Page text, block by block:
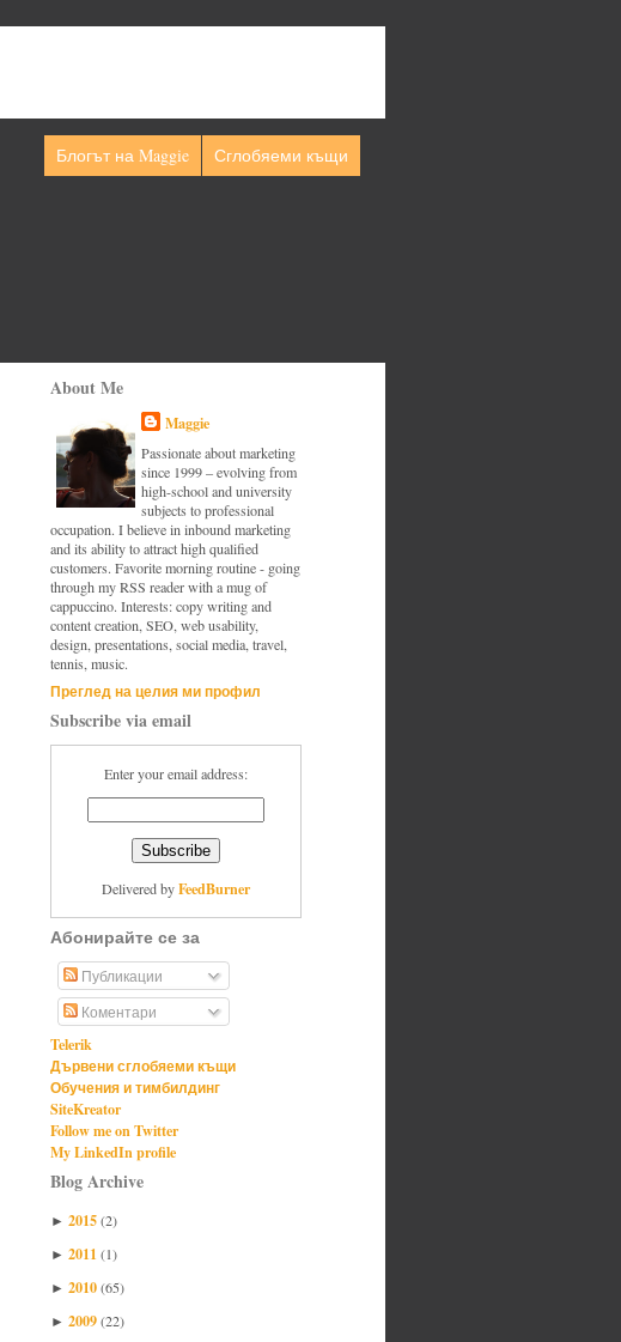
Блогът на Maggie Сглобяеми къщи
About Me
Maggie
Passionate about marketing
since 1999 – evolving from
high-school and university
subjects to professional
occupation. I believe in inbound marketing
and its ability to attract high qualified
customers. Favorite morning routine - going
through my RSS reader with a mug of
cappuccino. Interests: copy writing and
content creation, SEO, web usability,
design, presentations, social media, travel,
tennis, music.
Преглед на целия ми профил
Subscribe via email
Enter your email address:
Delivered byFeedBurner
Абонирайте се за
Публикации
Коментари
Telerik
Дървени сглобяеми къщи
Обучения и тимбилдинг
SiteKreator
Follow me on Twitter
My LinkedIn profile
Blog Archive
► 2015(2)
► 2011(1)
► 2010(65)
► 2009(22)